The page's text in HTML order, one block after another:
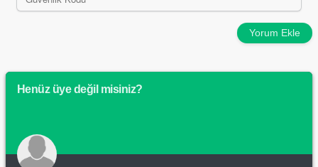
Yorum Ekle
Henüz üye değil misiniz?